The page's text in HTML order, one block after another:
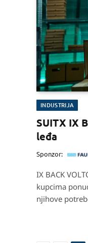
INDUSTRIJA
SUITX IX
leđa
Sponzor:
IX BACK
kupcima
njihove